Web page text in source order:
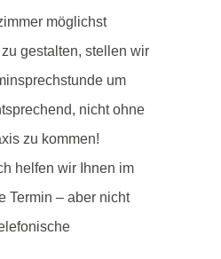
möglichst
gestalten, stellen wir
um
nicht ohne
zu kommen!
helfen wir Ihnen im
Termin – aber nicht